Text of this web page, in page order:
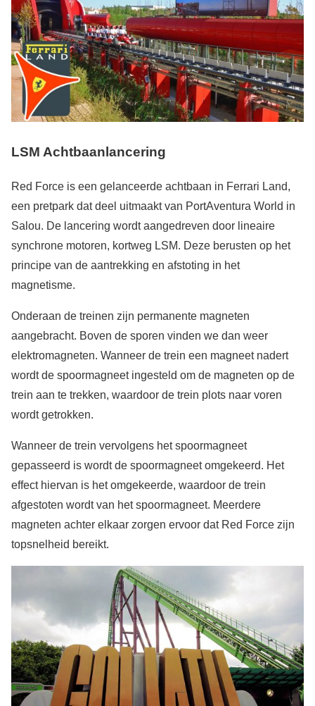
LSM Achtbaanlancering
Red Force is een gelanceerde achtbaan in Ferrari Land,
een pretpark dat deel uitmaakt van PortAventura World in
Salou. De lancering wordt aangedreven door lineaire
synchrone motoren, kortweg LSM. Deze berusten op het
principe van de aantrekking en afstoting in het
magnetisme.
Onderaan de treinen zijn permanente magneten
aangebracht. Boven de sporen vinden we dan weer
elektromagneten. Wanneer de trein een magneet nadert
wordt de spoormagneet ingesteld om de magneten op de
trein aan te trekken, waardoor de trein plots naar voren
wordt getrokken.
Wanneer de trein vervolgens het spoormagneet
gepasseerd is wordt de spoormagneet omgekeerd. Het
effect hiervan is het omgekeerde, waardoor de trein
afgestoten wordt van het spoormagneet. Meerdere
magneten achter elkaar zorgen ervoor dat Red Force zijn
topsnelheid bereikt.